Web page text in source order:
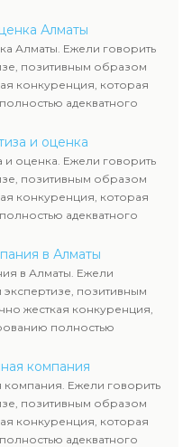
Алматы
Алматы. Ежели говорить
позитивным образом
конкуренция, которая
адекватного
и оценка
и оценка. Ежели говорить
позитивным образом
конкуренция, которая
адекватного
в Алматы
в Алматы. Ежели
позитивным
жесткая конкуренция,
полностью
компания
Ежели говорить
позитивным образом
конкуренция, которая
адекватного